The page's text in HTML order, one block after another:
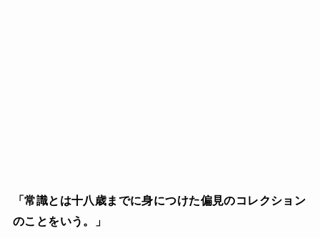
「常識とは十八歳までに身につけた偏見のコレクション
のことをいう。」